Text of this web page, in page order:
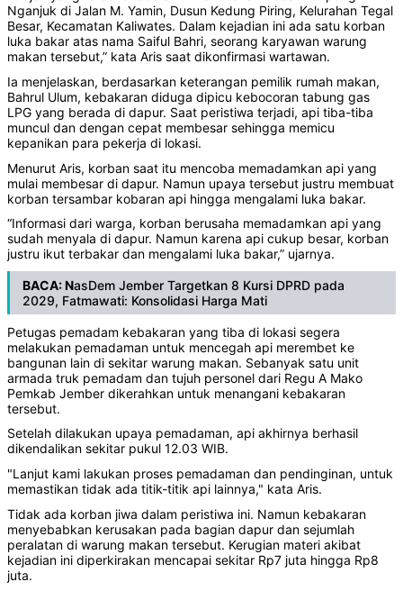
Nganjuk di Jalan M. Yamin, Dusun Kedung Piring, Kelurahan Tegal
Besar, Kecamatan Kaliwates. Dalam kejadian ini ada satu korban
luka bakar atas nama Saiful Bahri, seorang karyawan warung
makan tersebut,” kata Aris saat dikonfirmasi wartawan.
Ia menjelaskan, berdasarkan keterangan pemilik rumah makan,
Bahrul Ulum, kebakaran diduga dipicu kebocoran tabung gas
LPG yang berada di dapur. Saat peristiwa terjadi, api tiba-tiba
muncul dan dengan cepat membesar sehingga memicu
kepanikan para pekerja di lokasi.
Menurut Aris, korban saat itu mencoba memadamkan api yang
mulai membesar di dapur. Namun upaya tersebut justru membuat
korban tersambar kobaran api hingga mengalami luka bakar.
“Informasi dari warga, korban berusaha memadamkan api yang
sudah menyala di dapur. Namun karena api cukup besar, korban
justru ikut terbakar dan mengalami luka bakar,” ujarnya.
BACA: NasDem Jember Targetkan 8 Kursi DPRD pada
2029, Fatmawati: Konsolidasi Harga Mati
Petugas pemadam kebakaran yang tiba di lokasi segera
melakukan pemadaman untuk mencegah api merembet ke
bangunan lain di sekitar warung makan. Sebanyak satu unit
armada truk pemadam dan tujuh personel dari Regu A Mako
Pemkab Jember dikerahkan untuk menangani kebakaran
tersebut.
Setelah dilakukan upaya pemadaman, api akhirnya berhasil
dikendalikan sekitar pukul 12.03 WIB.
"Lanjut kami lakukan proses pemadaman dan pendinginan, untuk
memastikan tidak ada titik-titik api lainnya," kata Aris.
Tidak ada korban jiwa dalam peristiwa ini. Namun kebakaran
menyebabkan kerusakan pada bagian dapur dan sejumlah
peralatan di warung makan tersebut. Kerugian materi akibat
kejadian ini diperkirakan mencapai sekitar Rp7 juta hingga Rp8
juta.